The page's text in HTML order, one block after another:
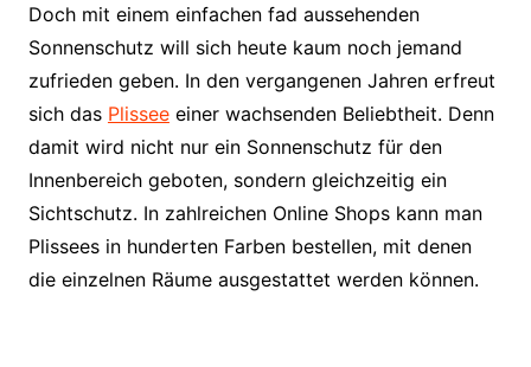
Doch mit einem einfachen fad aussehenden
Sonnenschutz will sich heute kaum noch jemand
zufrieden geben. In den vergangenen Jahren erfreut
sich das Plisseeeiner wachsenden Beliebtheit. Denn
damit wird nicht nur ein Sonnenschutz für den
Innenbereich geboten, sondern gleichzeitig ein
Sichtschutz. In zahlreichen Online Shops kann man
Plissees in hunderten Farben bestellen, mit denen
die einzelnen Räume ausgestattet werden können.